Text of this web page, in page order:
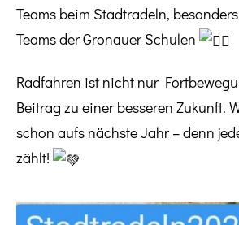
Teams beim Stadtradeln,
Teams der Gronauer Schulen
Radfahren ist nicht nur
Beitrag zu einer besseren Zukunft.
schon aufs nächste Jahr – denn
zählt!